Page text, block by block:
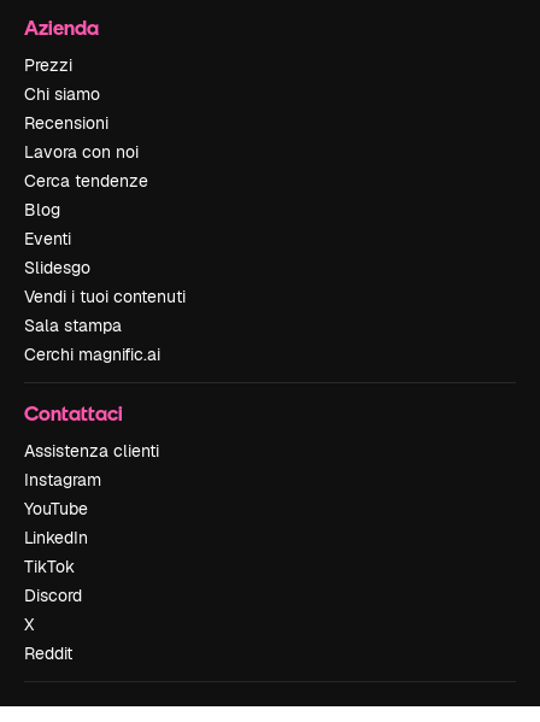
Azienda
Prezzi
Chi siamo
Recensioni
Lavora con noi
Cerca tendenze
Blog
Eventi
Slidesgo
Vendi i tuoi contenuti
Sala stampa
Cerchi magnific.ai
Contattaci
Assistenza clienti
Instagram
YouTube
LinkedIn
TikTok
Discord
X
Reddit